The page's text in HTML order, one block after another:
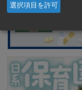
選択項目を許可